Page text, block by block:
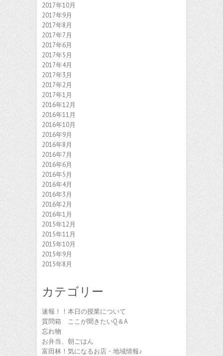
2017年10月
2017年9月
2017年8月
2017年7月
2017年6月
2017年5月
2017年4月
2017年3月
2017年2月
2017年1月
2016年12月
2016年11月
2016年10月
2016年9月
2016年8月
2016年7月
2016年6月
2016年5月
2016年4月
2016年3月
2016年2月
2016年1月
2015年12月
2015年11月
2015年10月
2015年9月
2015年8月
カテゴリー
速報！！本日の授業について
質問箱 ここが聞きたいQ＆A
忘れ物
お弁当、朝ごはん
富田林！気になるお店・地域情報♪